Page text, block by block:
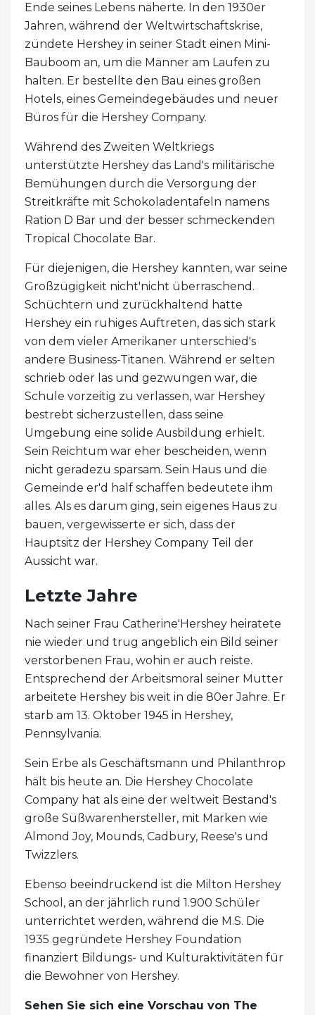
Ende seines Lebens näherte. In den 1930er
Jahren, während der Weltwirtschaftskrise,
zündete Hershey in seiner Stadt einen Mini-
Bauboom an, um die Männer am Laufen zu
halten. Er bestellte den Bau eines großen
Hotels, eines Gemeindegebäudes und neuer
Büros für die Hershey Company.
Während des Zweiten Weltkriegs
unterstützte Hershey das Land's militärische
Bemühungen durch die Versorgung der
Streitkräfte mit Schokoladentafeln namens
Ration D Bar und der besser schmeckenden
Tropical Chocolate Bar.
Für diejenigen, die Hershey kannten, war seine
Großzügigkeit nicht'nicht überraschend.
Schüchtern und zurückhaltend hatte
Hershey ein ruhiges Auftreten, das sich stark
von dem vieler Amerikaner unterschied's
andere Business-Titanen. Während er selten
schrieb oder las und gezwungen war, die
Schule vorzeitig zu verlassen, war Hershey
bestrebt sicherzustellen, dass seine
Umgebung eine solide Ausbildung erhielt.
Sein Reichtum war eher bescheiden, wenn
nicht geradezu sparsam. Sein Haus und die
Gemeinde er'd half schaffen bedeutete ihm
alles. Als es darum ging, sein eigenes Haus zu
bauen, vergewisserte er sich, dass der
Hauptsitz der Hershey Company Teil der
Aussicht war.
Letzte Jahre
Nach seiner Frau Catherine'Hershey heiratete
nie wieder und trug angeblich ein Bild seiner
verstorbenen Frau, wohin er auch reiste.
Entsprechend der Arbeitsmoral seiner Mutter
arbeitete Hershey bis weit in die 80er Jahre. Er
starb am 13. Oktober 1945 in Hershey,
Pennsylvania.
Sein Erbe als Geschäftsmann und Philanthrop
hält bis heute an. Die Hershey Chocolate
Company hat als eine der weltweit Bestand's
große Süßwarenhersteller, mit Marken wie
Almond Joy, Mounds, Cadbury, Reese's und
Twizzlers.
Ebenso beeindruckend ist die Milton Hershey
School, an der jährlich rund 1.900 Schüler
unterrichtet werden, während die M.S. Die
1935 gegründete Hershey Foundation
finanziert Bildungs- und Kulturaktivitäten für
die Bewohner von Hershey.
Sehen Sie sich eine Vorschau von The